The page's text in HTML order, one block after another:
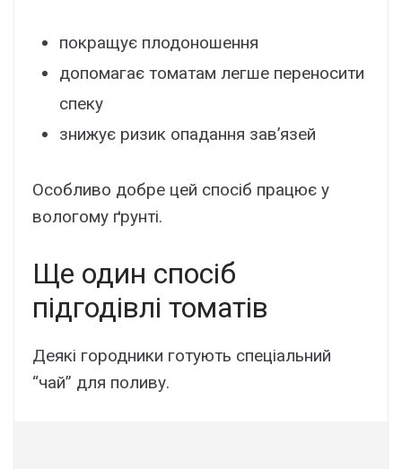
покращує плодоношення
допомагає томатам легше переносити
спеку
знижує ризик опадання зав’язей
Особливо добре цей спосіб працює у
вологому ґрунті.
Ще один спосіб
підгодівлі томатів
Деякі городники готують спеціальний
“чай” для поливу.